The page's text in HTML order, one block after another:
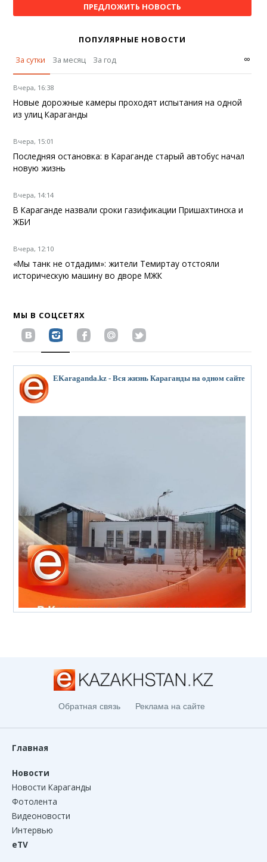
ПРЕДЛОЖИТЬ НОВОСТЬ
ПОПУЛЯРНЫЕ НОВОСТИ
За сутки
За месяц За год ∞
Вчера, 16:38
Новые дорожные камеры проходят испытания на одной
из улиц Караганды
Вчера, 15:01
Последняя остановка: в Караганде старый автобус начал
новую жизнь
Вчера, 14:14
В Караганде назвали сроки газификации Пришахтинска и
ЖБИ
Вчера, 12:10
«Мы танк не отдадим»: жители Темиртау отстояли
историческую машину во дворе МЖК
МЫ В СОЦСЕТЯХ
EKaraganda.kz - Вся жизнь Караганды на одном сайте
Обратная связь Реклама на сайте
Главная
Новости
Новости Караганды
Фотолента
Видеоновости
Интервью
eTV